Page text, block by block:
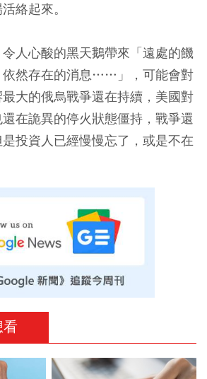
絡起來。
人心酸的黑天鵝帶來「遠處的饑
依然存在的消息……」，可能會對
大的俄烏戰爭還在持續，美國對
在詭異的停火狀態僵持，戰爭還
投資人已經慢慢忘了，或是不在
看